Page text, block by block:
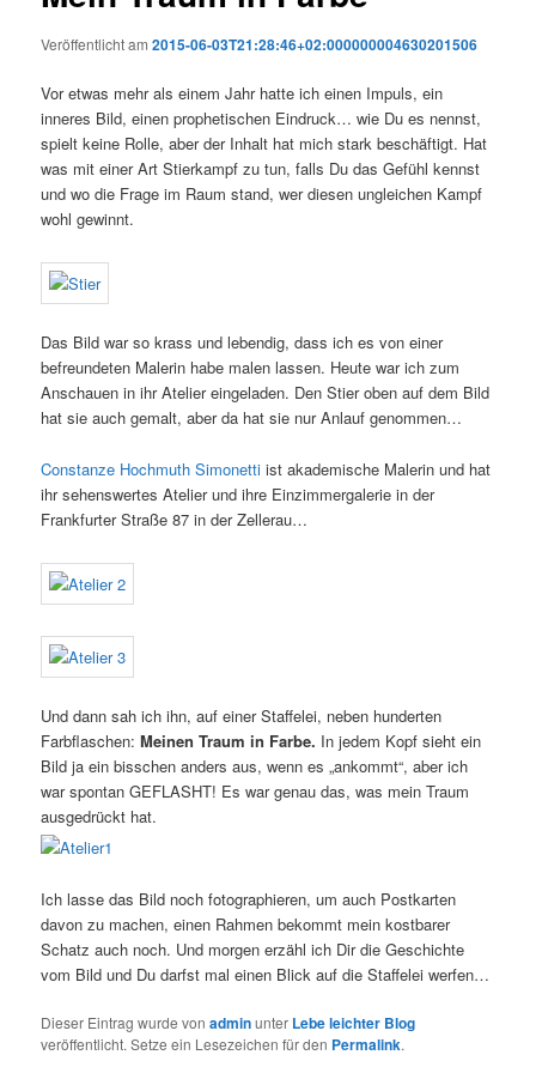
Veröffentlicht am2015-06-03T21:28:46+02:000000004630201506
Vor etwas mehr als einem Jahr hatte ich einen Impuls, ein
inneres Bild, einen prophetischen Eindruck… wie Du es nennst,
spielt keine Rolle, aber der Inhalt hat mich stark beschäftigt. Hat
was mit einer Art Stierkampf zu tun, falls Du das Gefühl kennst
und wo die Frage im Raum stand, wer diesen ungleichen Kampf
wohl gewinnt.
Das Bild war so krass und lebendig, dass ich es von einer
befreundeten Malerin habe malen lassen. Heute war ich zum
Anschauen in ihr Atelier eingeladen. Den Stier oben auf dem Bild
hat sie auch gemalt, aber da hat sie nur Anlauf genommen…
Constanze Hochmuth Simonetti ist akademische Malerin und hat
ihr sehenswertes Atelier und ihre Einzimmergalerie in der
Frankfurter Straße 87 in der Zellerau…
Und dann sah ich ihn, auf einer Staffelei, neben hunderten
Farbflaschen:Meinen Traum in Farbe. In jedem Kopf sieht ein
Bild ja ein bisschen anders aus, wenn es „ankommt“, aber ich
war spontan GEFLASHT! Es war genau das, was mein Traum
ausgedrückt hat.
Ich lasse das Bild noch fotographieren, um auch Postkarten
davon zu machen, einen Rahmen bekommt mein kostbarer
Schatz auch noch. Und morgen erzähl ich Dir die Geschichte
vom Bild und Du darfst mal einen Blick auf die Staffelei werfen…
Dieser Eintrag wurde vonadminunter Lebe leichter Blog
veröffentlicht. Setze ein Lesezeichen für den Permalink.